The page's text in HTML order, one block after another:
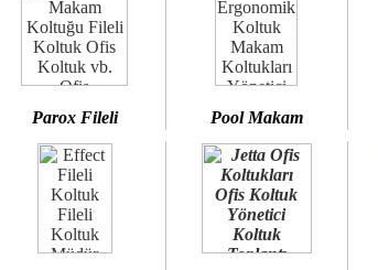
Parox Fileli Pool Makam